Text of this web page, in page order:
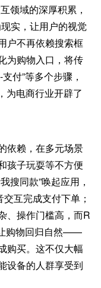
领域的深厚积累，
实，让用户的视觉
户不再依赖搜索框
为购物入口，将传
付”等多个步骤，
为电商行业开辟了
依赖，在多元场景
孩子玩耍等不方便
搜同款”唤起应用，
互完成支付下单；
、操作门槛高，而R
购物回归自然——
购买。这不仅大幅
设备的人群享受到